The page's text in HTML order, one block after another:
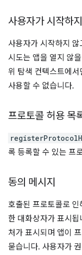
사용자가 시작하
사용자가 시작하지
시도는 앱을 열지 않
위 탐색 컨텍스트에
사용할 수 없습니다.
프로토콜 허용 목
록 등록할 수 있는 프
동의 메시지
호출된 프로토콜로
한 대화상자가 표시
처가 표시되며 앱이
묻습니다. 사용자가